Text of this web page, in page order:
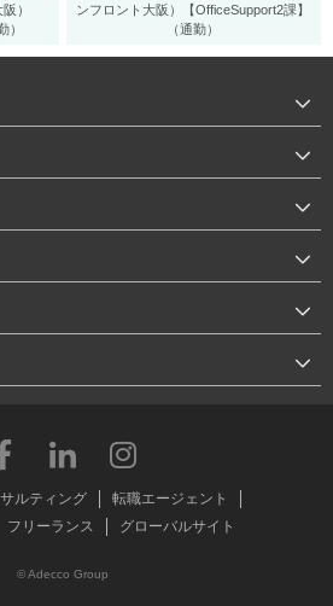
）
）
ンフロント大阪）【OfficeSupport2課】
（通勤）
ルティング
転職エージェント
フリーランス グローバルサイト
© Adecco Group